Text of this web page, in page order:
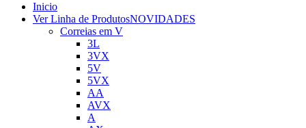
Inicio
Ver Linha de ProdutosNOVIDADES
Correias em V
3L
3VX
5V
5VX
AA
AVX
A